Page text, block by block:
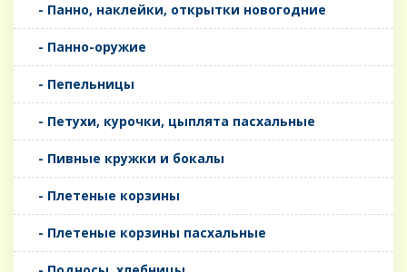
- Панно, наклейки, открытки новогодние
- Панно-оружие
- Пепельницы
- Петухи, курочки, цыплята пасхальные
- Пивные кружки и бокалы
- Плетеные корзины
- Плетеные корзины пасхальные